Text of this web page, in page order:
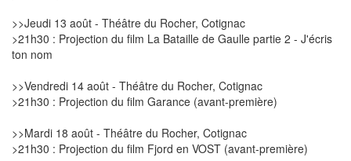
>>Jeudi 13 août - Théâtre du Rocher, Cotignac
>21h30 : Projection du film La Bataille de Gaulle partie 2 - J'écris
ton nom
>>Vendredi 14 août - Théâtre du Rocher, Cotignac
>21h30 : Projection du film Garance (avant-première)
>>Mardi 18 août - Théâtre du Rocher, Cotignac
>21h30 : Projection du film Fjord en VOST (avant-première)